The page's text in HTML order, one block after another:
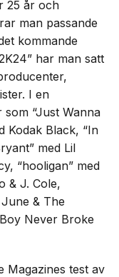
25 år och
man passande
kommande
har man satt
I en
“Just Wanna
Kodak Black, “In
med Lil
“hooligan” med
& J. Cole,
& The
Never Broke
Magazines test av